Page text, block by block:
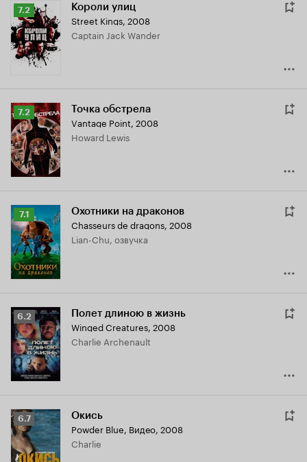
Рейтинг
Кинопоиска
7.2
7.2 Короли улиц
Street Kings, 2008
Captain Jack Wander
Рейтинг
Кинопоиска
7.2
7.2 Точка обстрела
Vantage Point, 2008
Howard Lewis
Рейтинг
Кинопоиска
7.1
7.1 Охотники на драконов
Chasseurs de dragons, 2008
Lian-Chu, озвучка
Рейтинг
Кинопоиска
6.2
6.2 Полет длиною в жизнь
Winged Creatures, 2008
Charlie Archenault
Рейтинг
Кинопоиска
6.7
6.7 Окись
Powder Blue, Видео, 2008
Charlie